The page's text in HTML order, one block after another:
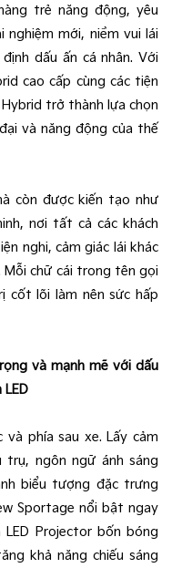
trẻ năng động, yêu
mới, niềm vui lái
dấu ấn cá nhân. Với
cao cấp cùng các tiện
trở thành lựa chọn
và năng động của thế
còn được kiến tạo như
nơi tất cả các khách
nghi, cảm giác lái khác
chữ cái trong tên gọi
cốt lõi làm nên sức hấp
và mạnh mẽ với dấu
phía sau xe. Lấy cảm
ngôn ngữ ánh sáng
biểu tượng đặc trưng
Sportage nổi bật ngay
Projector bốn bóng
khả năng chiếu sáng